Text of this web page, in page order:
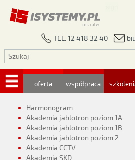
TEL. 12 418 32 40
oferta współpraca
Harmonogram
Akademia jablotron poziom 1A
Akademia jablotron poziom 1B
Akademia jablotron poziom 2
Akademia CCTV
Akademia SKD